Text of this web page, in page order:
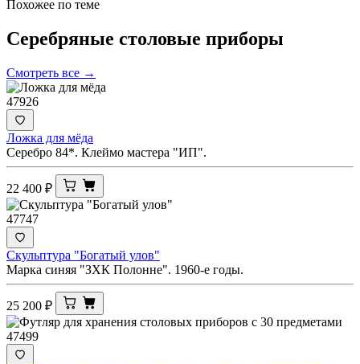
Похожее по теме
Серебряные столовые приборы
Смотреть все →
47926
Ложка для мёда
Серебро 84*. Клеймо мастера "ИП".
22 400 ₽
47747
Скульптура "Богатый улов"
Марка синяя "ЗХК Полонне". 1960-е годы.
25 200 ₽
47499